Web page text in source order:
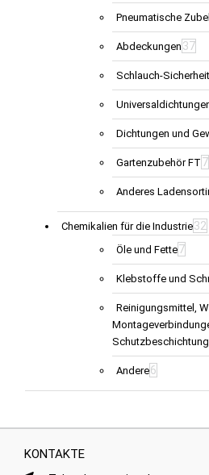
Pneumatische
Abdeckungen 37
Schlauch-
Dichtungen und
Gartenzubehör FT 7
Anderes
Chemikalien für die Industrie32
Öle und Fette7
Klebstoffe und
Reinigungsmittel,
Andere6
KONTAKTE